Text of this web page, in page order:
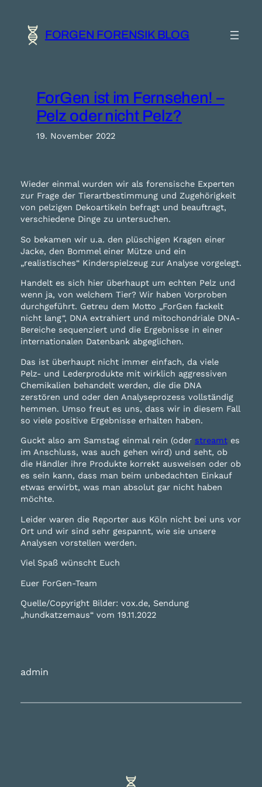
springen
FORGEN FORENSIK BLOG
ForGen ist im Fernsehen! –
Pelz oder nicht Pelz?
19. November 2022
Wieder einmal wurden wir als forensische Experten
zur Frage der Tierartbestimmung und Zugehörigkeit
von pelzigen Dekoartikeln befragt und beauftragt,
verschiedene Dinge zu untersuchen.
So bekamen wir u.a. den plüschigen Kragen einer
Jacke, den Bommel einer Mütze und ein
„realistisches“ Kinderspielzeug zur Analyse vorgelegt.
Handelt es sich hier überhaupt um echten Pelz und
wenn ja, von welchem Tier? Wir haben Vorproben
durchgeführt. Getreu dem Motto „ForGen fackelt
nicht lang“, DNA extrahiert und mitochondriale DNA-
Bereiche sequenziert und die Ergebnisse in einer
internationalen Datenbank abgeglichen.
Das ist überhaupt nicht immer einfach, da viele
Pelz- und Lederprodukte mit wirklich aggressiven
Chemikalien behandelt werden, die die DNA
zerstören und oder den Analyseprozess vollständig
hemmen. Umso freut es uns, dass wir in diesem Fall
so viele positive Ergebnisse erhalten haben.
Guckt also am Samstag einmal rein (oder streamtes
im Anschluss, was auch gehen wird) und seht, ob
die Händler ihre Produkte korrekt ausweisen oder ob
es sein kann, dass man beim unbedachten Einkauf
etwas erwirbt, was man absolut gar nicht haben
möchte.
Leider waren die Reporter aus Köln nicht bei uns vor
Ort und wir sind sehr gespannt, wie sie unsere
Analysen vorstellen werden.
Viel Spaß wünscht Euch
Euer ForGen-Team
Quelle/Copyright Bilder: vox.de, Sendung
„hundkatzemaus“ vom 19.11.2022
admin